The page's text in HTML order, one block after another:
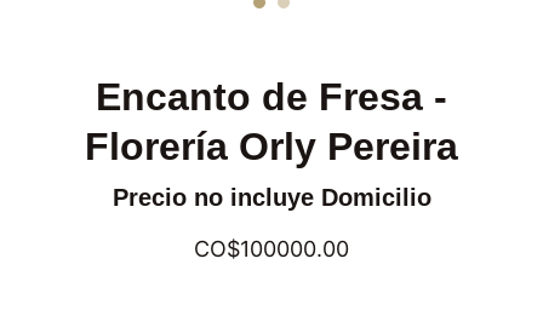
Encanto de Fresa -
Florería Orly Pereira
Precio no incluye Domicilio
CO$100000.00